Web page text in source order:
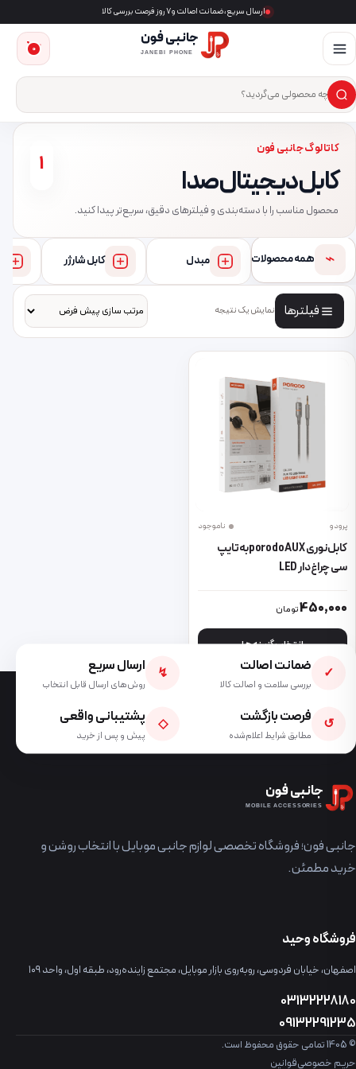
ارسال سریع، ضمانت اصالت و ۷ روز فرصت بررسی کالا
جانبی فون
JANEBI PHONE
جست‌وجوی محصول
×
0
کاتالوگ جانبی فون
کابل دیجیتال صدا
محصول مناسب را با دسته‌بندی و فیلترهای دقیق، سریع‌تر پیدا کنید.
1
⌁ همه محصولات مبدل کابل شارژر
فیلترها نمایش یک نتیجه
پرودو ناموجود
کابل نوری porodo AUXبه تایپ
سی چراغ دار LED
450,000تومان
انتخاب گزینه ها
این محصول دارای انواع مختلفی می باشد. گزینه ها ممکن است در
✓ ضمانت اصالت
بررسی سلامت و اصالت کالا
↯ ارسال سریع
روش‌های ارسال قابل انتخاب
↺ فرصت بازگشت
مطابق شرایط اعلام‌شده
◇ پشتیبانی واقعی
پیش و پس از خرید
جانبی فون
MOBILE ACCESSORIES
جانبی فون؛ فروشگاه تخصصی لوازم جانبی موبایل با انتخاب روشن و
خرید مطمئن.
فروشگاه وحید
اصفهان، خیابان فردوسی، روبه‌روی بازار موبایل، مجتمع زاینده‌رود، طبقه اول، واحد ۱۰۹
03132228180
09132291235
© 1405 تمامی حقوق محفوظ است.
حریم خصوصیقوانین